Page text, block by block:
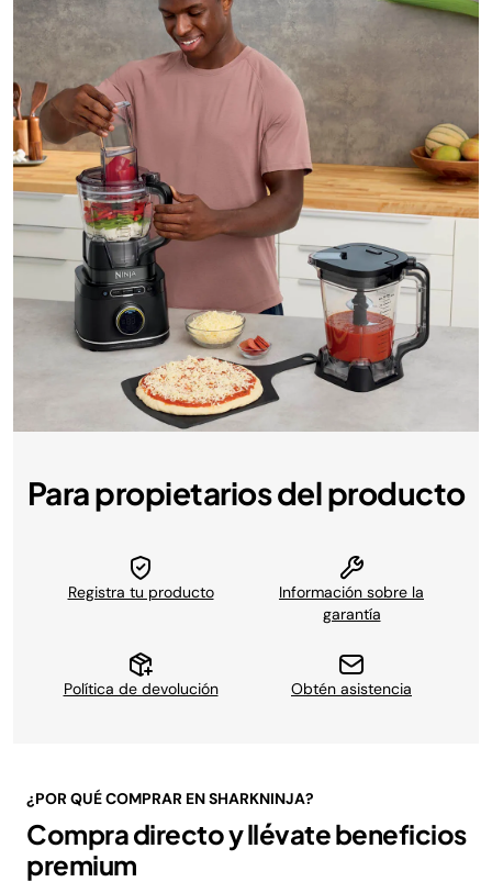
Para propietarios del producto
Registra tu producto
Información sobre la
garantía
Política de devolución Obtén asistencia
¿POR QUÉ COMPRAR EN SHARKNINJA?
Compra directo y llévate beneficios
premium